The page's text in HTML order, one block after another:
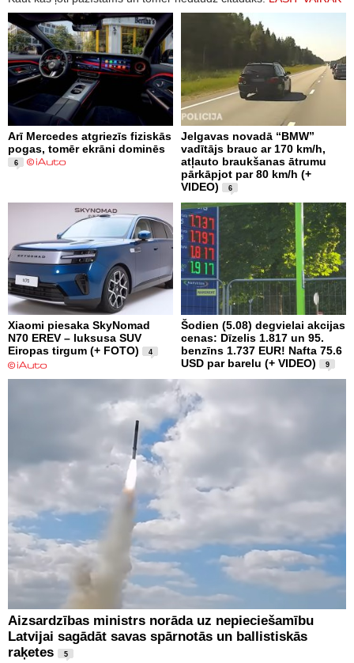
Arī Mercedes atgriezīs fiziskās
pogas, tomēr ekrāni dominēs
6
Jelgavas novadā “BMW”
vadītājs brauc ar 170 km/h,
atļauto braukšanas ātrumu
pārkāpjot par 80 km/h (+
VIDEO)
6
Xiaomi piesaka SkyNomad
N70 EREV – luksusa SUV
Eiropas tirgum (+ FOTO)
4
Šodien (5.08) degvielai akcijas
cenas: Dīzelis 1.817 un 95.
benzīns 1.737 EUR! Nafta 75.6
USD par barelu (+ VIDEO)
9
Aizsardzības ministrs norāda uz nepieciešamību
Latvijai sagādāt savas spārnotās un ballistiskās
raķetes
5